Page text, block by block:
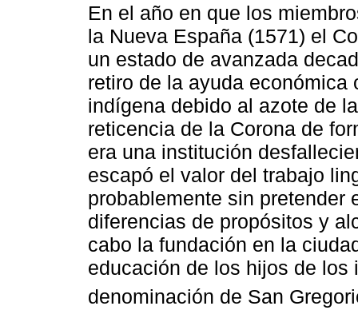
En el año en que los
la Nueva España (1571) el
un estado de avanzada
retiro de la ayuda
indígena debido al azote de
reticencia de la Corona de
era una institución
escapó el valor del trabajo
probablemente sin pretender
diferencias de propósitos y
cabo la fundación en la
educación de los hijos de los
denominación de San